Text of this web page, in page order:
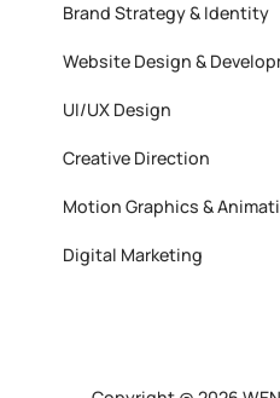
Brand Strategy & Identity
Website Design &
UI/UX Design
Creative Direction
Motion Graphics &
Digital Marketing